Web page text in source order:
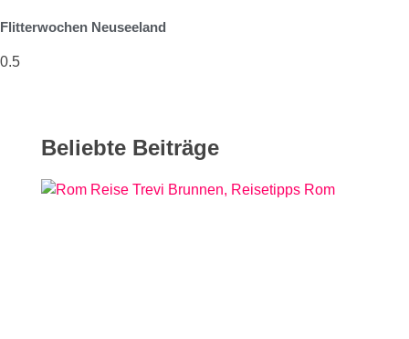
Flitterwochen Neuseeland
Beliebte Beiträge